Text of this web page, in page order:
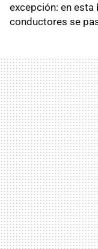
excepción: en esta
conductores se